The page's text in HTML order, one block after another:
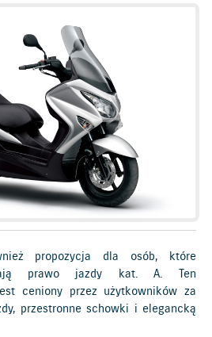
propozycja dla osób, które
prawo jazdy kat. A. Ten
ceniony przez użytkowników za
przestronne schowki i elegancką